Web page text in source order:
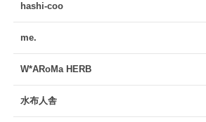
hashi-coo
me.
W*ARoMa HERB
水布人舎